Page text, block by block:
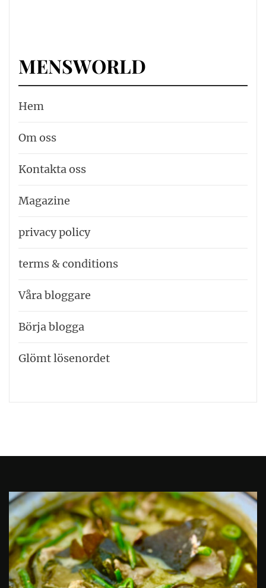
MENSWORLD
Hem
Om oss
Kontakta oss
Magazine
privacy policy
terms & conditions
Våra bloggare
Börja blogga
Glömt lösenordet